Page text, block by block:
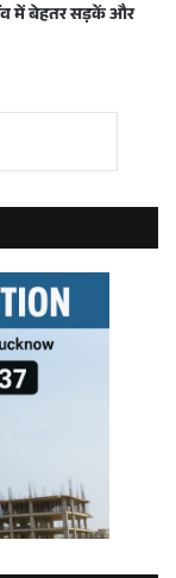
में बेहतर सड़कें और